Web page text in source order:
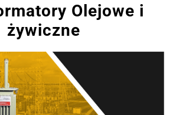
Olejowe i
żywiczne